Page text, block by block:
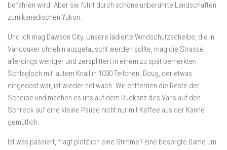
befahren wird. Aber sie führt durch schöne unberührte Landschaften
zum kanadischen Yukon.
Und ich mag Dawson City. Unsere lädierte Windschutzscheibe, die in
Vancouver ohnehin ausgetauscht werden sollte, mag die Strasse
allerdings weniger und zersplittert in einem zu spät bemerkten
Schlagloch mit lautem Knall in 1000 Teilchen. Doug, der etwas
eingedöst war, ist wieder hellwach. Wir entfernen die Reste der
Scheibe und machen es uns auf dem Rücksitz des Vans auf den
Schreck auf eine kleine Pause nicht nur mit Kaffee aus der Kanne
gemütlich.
Ist was passiert, fragt plötzlich eine Stimme? Eine besorgte Dame um